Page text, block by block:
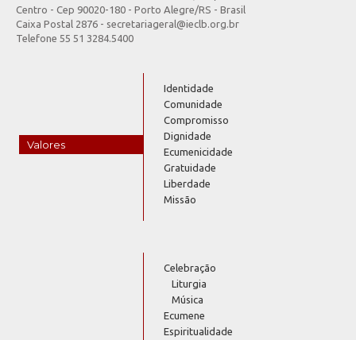
Centro - Cep 90020-180 - Porto Alegre/RS - Brasil
Caixa Postal 2876 - secretariageral@ieclb.org.br
Telefone 55 51 3284.5400
Valores
Identidade
Comunidade
Compromisso
Dignidade
Ecumenicidade
Gratuidade
Liberdade
Missão
Celebração
Liturgia
Música
Ecumene
Espiritualidade